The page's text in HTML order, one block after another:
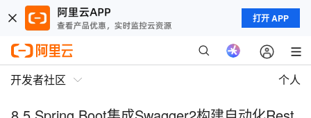
打开 APP
开发者社区 个人